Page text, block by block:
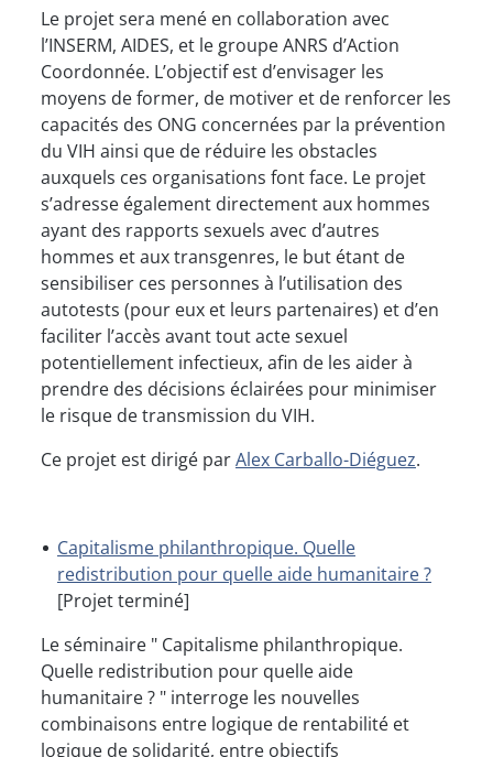
Le projet sera mené en collaboration avec
l’INSERM, AIDES, et le groupe ANRS d’Action
Coordonnée. L’objectif est d’envisager les
moyens de former, de motiver et de renforcer les
capacités des ONG concernées par la prévention
du VIH ainsi que de réduire les obstacles
auxquels ces organisations font face. Le projet
s’adresse également directement aux hommes
ayant des rapports sexuels avec d’autres
hommes et aux transgenres, le but étant de
sensibiliser ces personnes à l’utilisation des
autotests (pour eux et leurs partenaires) et d’en
faciliter l’accès avant tout acte sexuel
potentiellement infectieux, afin de les aider à
prendre des décisions éclairées pour minimiser
le risque de transmission du VIH.
Ce projet est dirigé parAlex Carballo-Diéguez.
Capitalisme philanthropique. Quelle
redistribution pour quelle aide humanitaire ?
[Projet terminé]
Le séminaire " Capitalisme philanthropique.
Quelle redistribution pour quelle aide
humanitaire ? " interroge les nouvelles
combinaisons entre logique de rentabilité et
logique de solidarité, entre objectifs